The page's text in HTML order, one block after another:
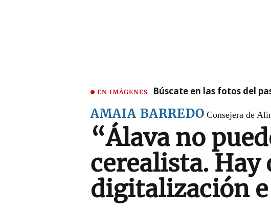
EN IMÁGENES Búscate en las fotos del
AMAIA BARREDO Consejera de
“Álava no
cerealista.
digitalización